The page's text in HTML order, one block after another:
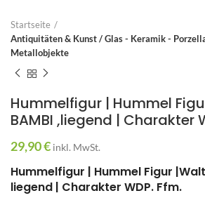
Startseite
Antiquitäten & Kunst / Glas - Keramik -
Metallobjekte
Hummelfigur | Hummel
BAMBI ,liegend | Charakter
29,90€ inkl. MwSt.
Hummelfigur | Hummel Figur
liegend | Charakter WDP. Ffm.